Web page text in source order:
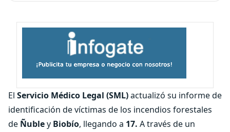
El Servicio Médico Legal (SML)actualizó su informe de
identificación de víctimas de los incendios forestales
de Ñubley Biobío, llegando a 17. A través de un